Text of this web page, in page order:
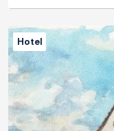
Hotel